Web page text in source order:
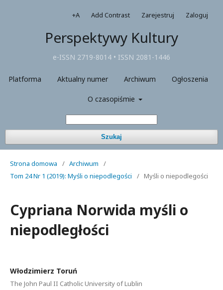
Perspektywy Kultury
e-ISSN 2719-8014 • ISSN 2081-1446
Platforma Aktualny numer Archiwum Ogłoszenia
O czasopiśmie
Szukaj
+A Add Contrast Zarejestruj Zaloguj
Strona domowa / Archiwum
/
Tom 24 Nr 1 (2019): Myśli o niepodlegości
/ Myśli o niepodlegości
Cypriana Norwida myśli o
niepodległości
Włodzimierz Toruń
The John Paul II Catholic University of Lublin